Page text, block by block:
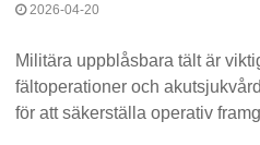
2026-04-20
Militära uppblåsbara tält är
fältoperationer och
för att säkerställa operativ